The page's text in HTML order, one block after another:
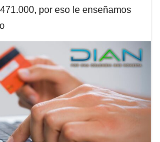
por eso le enseñamos